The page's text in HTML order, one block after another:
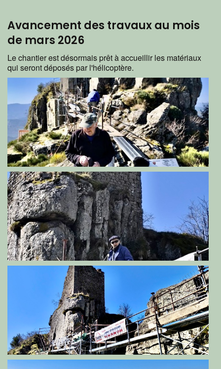
Avancement des travaux au mois
de mars 2026
Le chantier est désormais prêt à accueillir les matériaux
qui seront déposés par l'hélicoptère.